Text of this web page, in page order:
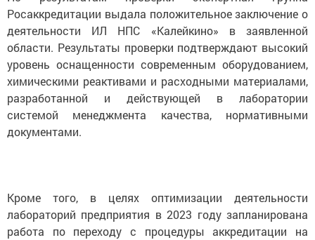
Росаккредитации выдала положительное заключение о
деятельности ИЛ НПС «Калейкино» в заявленной
области. Результаты проверки подтверждают высокий
уровень оснащенности современным оборудованием,
химическими реактивами и расходными материалами,
разработанной и действующей в лаборатории
системой менеджмента качества, нормативными
документами.
Кроме того, в целях оптимизации деятельности
лабораторий предприятия в 2023 году запланирована
работа по переходу с процедуры аккредитации на